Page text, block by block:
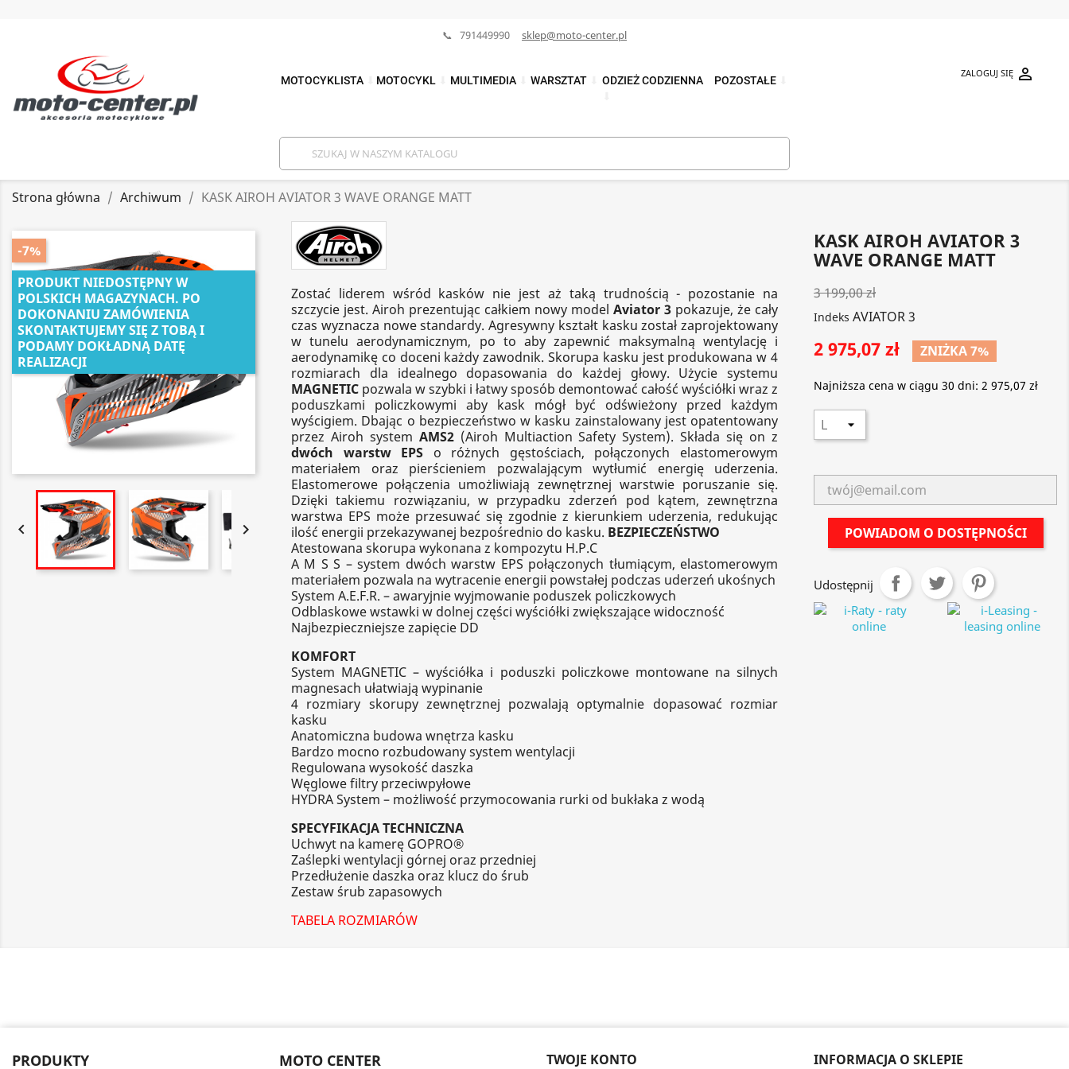
📞 791449990 sklep@moto-center.pl
MOTOCYKLISTA MOTOCYKL MULTIMEDIA WARSZTAT
ODZIEŻ CODZIENNA
POZOSTAŁE


ZALOGUJ SIĘ
Strona główna Archiwum KASK AIROH AVIATOR 3 WAVE ORANGE MATT
-7%
PRODUKT NIEDOSTĘPNY W
POLSKICH MAGAZYNACH. PO
DOKONANIU ZAMÓWIENIA
SKONTAKTUJEMY SIĘ Z TOBĄ I
PODAMY DOKŁADNĄ DATĘ
REALIZACJI
 
Zostać liderem wśród kasków nie jest aż taką trudnością - pozostanie na
szczycie jest. Airoh prezentując całkiem nowy model Aviator 3 pokazuje, że cały
czas wyznacza nowe standardy. Agresywny kształt kasku został zaprojektowany
w tunelu aerodynamicznym, po to aby zapewnić maksymalną wentylację i
aerodynamikę co doceni każdy zawodnik. Skorupa kasku jest produkowana w 4
rozmiarach dla idealnego dopasowania do każdej głowy. Użycie systemu
MAGNETIC pozwala w szybki i łatwy sposób demontować całość wyściółki wraz z
poduszkami policzkowymi aby kask mógł być odświeżony przed każdym
wyścigiem. Dbając o bezpieczeństwo w kasku zainstalowany jest opatentowany
przez Airoh system AMS2(Airoh Multiaction Safety System). Składa się on z
dwóch warstw EPS o różnych gęstościach, połączonych elastomerowym
materiałem oraz pierścieniem pozwalającym wytłumić energię uderzenia.
Elastomerowe połączenia umożliwiają zewnętrznej warstwie poruszanie się.
Dzięki takiemu rozwiązaniu, w przypadku zderzeń pod kątem, zewnętrzna
warstwa EPS może przesuwać się zgodnie z kierunkiem uderzenia, redukując
ilość energii przekazywanej bezpośrednio do kasku. BEZPIECZEŃSTWO
Atestowana skorupa wykonana z kompozytu H.P.C
A M S S – system dwóch warstw EPS połączonych tłumiącym, elastomerowym
materiałem pozwala na wytracenie energii powstałej podczas uderzeń ukośnych
System A.E.F.R. – awaryjnie wyjmowanie poduszek policzkowych
Odblaskowe wstawki w dolnej części wyściółki zwiększające widoczność
Najbezpieczniejsze zapięcie DD
KOMFORT
System MAGNETIC – wyściółka i poduszki policzkowe montowane na silnych
magnesach ułatwiają wypinanie
4 rozmiary skorupy zewnętrznej pozwalają optymalnie dopasować rozmiar
kasku
Anatomiczna budowa wnętrza kasku
Bardzo mocno rozbudowany system wentylacji
Regulowana wysokość daszka
Węglowe filtry przeciwpyłowe
HYDRA System – możliwość przymocowania rurki od bukłaka z wodą
SPECYFIKACJA TECHNICZNA
Uchwyt na kamerę GOPRO®
Zaślepki wentylacji górnej oraz przedniej
Przedłużenie daszka oraz klucz do śrub
Zestaw śrub zapasowych
TABELA ROZMIARÓW
KASK AIROH AVIATOR 3
WAVE ORANGE MATT
3 199,00 zł
Indeks AVIATOR 3
2 975,07 zł ZNIŻKA 7%
Najniższa cena w ciągu 30 dni: 2 975,07 zł
POWIADOM O DOSTĘPNOŚCI
Udostępnij
PRODUKTY MOTO CENTER TWOJE KONTO INFORMACJA O SKLEPIE